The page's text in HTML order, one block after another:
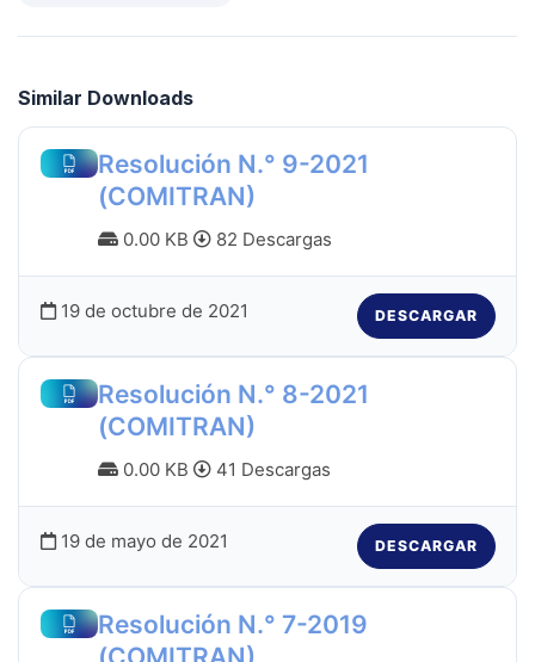
Similar Downloads
Resolución N.° 9-2021
(COMITRAN)
0.00 KB 82 Descargas
19 de octubre de 2021 DESCARGAR
Resolución N.° 8-2021
(COMITRAN)
0.00 KB 41 Descargas
19 de mayo de 2021 DESCARGAR
Resolución N.° 7-2019